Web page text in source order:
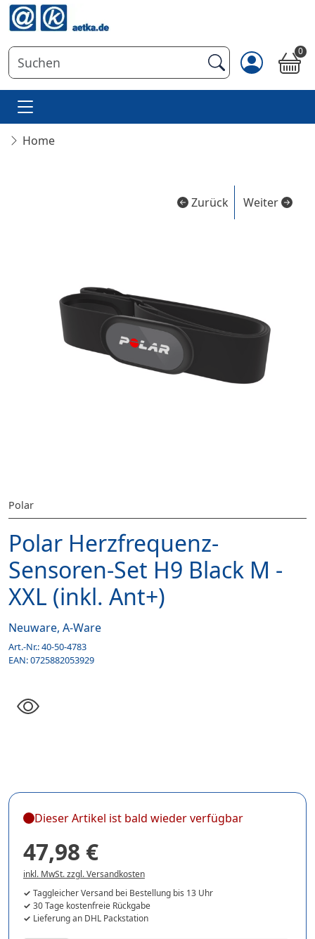
0
Home
Zurück Weiter
Polar
Polar Herzfrequenz-
Sensoren-Set H9 Black M -
XXL (inkl. Ant+)
Neuware, A-Ware
Art.-Nr.:40-50-4783
EAN:0725882053929
Dieser Artikel ist bald wieder verfügbar
47,98 €
inkl. MwSt. zzgl. Versandkosten
Taggleicher Versand bei Bestellung bis 13 Uhr
30 Tage kostenfreie Rückgabe
Lieferung an DHL Packstation